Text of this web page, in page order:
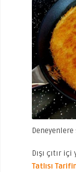
Dışı çıtır
Tatlısı